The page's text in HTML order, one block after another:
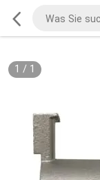
1 / 1